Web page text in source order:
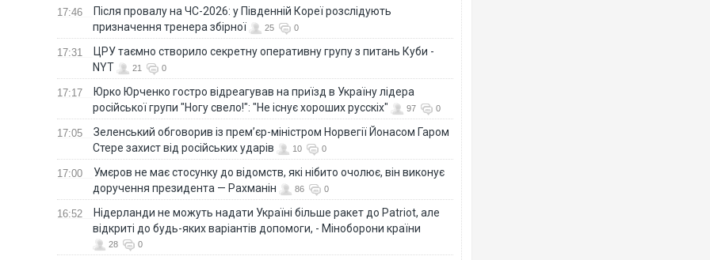
17:46
Після провалу на ЧС-2026: у Південній Кореї розслідують
призначення тренера збірної
25 0
17:31
ЦРУ таємно створило секретну оперативну групу з питань Куби -
NYT
21 0
17:17
Юрко Юрченко гостро відреагував на приїзд в Україну лідера
російської групи "Ногу свело!": "Не існує хороших русскіх"
97 0
17:05
Зеленський обговорив із прем’єр-міністром Норвегії Йонасом Гаром
Стере захист від російських ударів
10 0
17:00
Умєров не має стосунку до відомств, які нібито очолює, він виконує
доручення президента — Рахманін
86 0
16:52
Нідерланди не можуть надати Україні більше ракет до Patriot, але
відкриті до будь-яких варіантів допомоги, - Міноборони країни
28 0